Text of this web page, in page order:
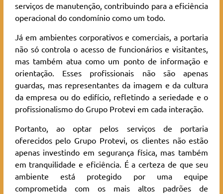
serviços de manutenção, contribuindo para a eficiência
operacional do condomínio como um todo.
Já em ambientes corporativos e comerciais, a portaria
não só controla o acesso de funcionários e visitantes,
mas também atua como um ponto de informação e
orientação. Esses profissionais não são apenas
guardas, mas representantes da imagem e da cultura
da empresa ou do edifício, refletindo a seriedade e o
profissionalismo do Grupo Protevi em cada interação.
Portanto, ao optar pelos serviços de portaria
oferecidos pelo Grupo Protevi, os clientes não estão
apenas investindo em segurança física, mas também
em tranquilidade e eficiência. É a certeza de que seu
ambiente está protegido por uma equipe
comprometida com os mais altos padrões de